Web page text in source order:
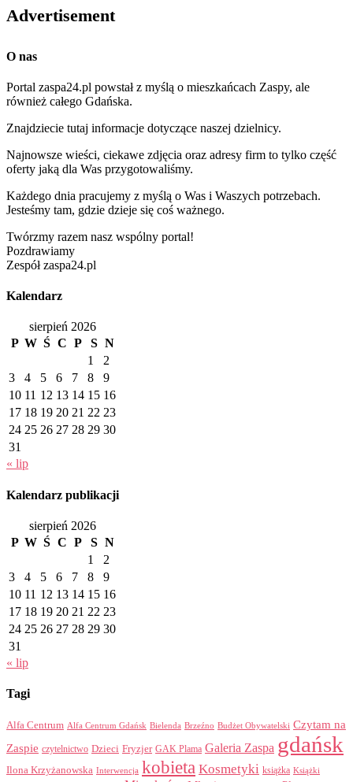
Advertisement
O nas
Portal zaspa24.pl powstał z myślą o mieszkańcach Zaspy, ale
również całego Gdańska.
Znajdziecie tutaj informacje dotyczące naszej dzielnicy.
Najnowsze wieści, ciekawe zdjęcia oraz adresy firm to tylko część
oferty jaką dla Was przygotowaliśmy.
Każdego dnia pracujemy z myślą o Was i Waszych potrzebach.
Jesteśmy tam, gdzie dzieje się coś ważnego.
Twórzmy razem nasz wspólny portal!
Pozdrawiamy
Zespół zaspa24.pl
Kalendarz
sierpień 2026
P W Ś C P S N
1
2
3
4 5 6 7 8
9
10 11 12 13 14 15 16
17 18 19 20 21 22 23
24 25 26 27 28 29 30
31
« lip
Kalendarz publikacji
sierpień 2026
P W Ś C P S N
1
2
3
4 5 6 7 8
9
10 11 12 13 14 15 16
17 18 19 20 21 22 23
24 25 26 27 28 29 30
31
« lip
Tagi
Alfa Centrum Alfa Centrum Gdańsk Bielenda Brzeźno Budżet Obywatelski Czytam na
Zaspie czytelnictwo Dzieci Fryzjer GAK Plama Galeria Zaspa gdańsk
Ilona Krzyżanowska Interwencja kobieta Kosmetyki książka Książki